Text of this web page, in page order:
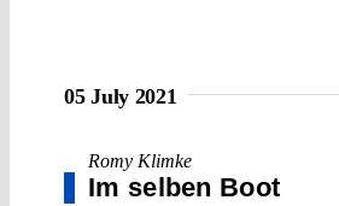
05 July 2021
Romy Klimke
Im selben Boot